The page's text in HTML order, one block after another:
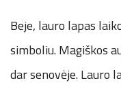
Beje, lauro lapas
simboliu. Magiškos
dar senovėje. Lauro